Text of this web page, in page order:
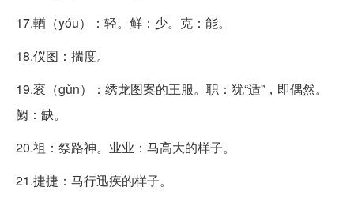
17.輶（yóu）：轻。鲜：少。克：能。
18.仪图：揣度。
19.衮（gǔn）：绣龙图案的王服。职：犹“适”，即偶然。
阙：缺。
20.祖：祭路神。业业：马高大的样子。
21.捷捷：马行迅疾的样子。